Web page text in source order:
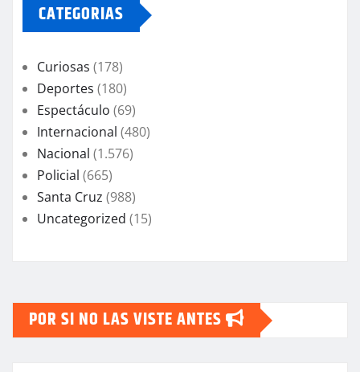
CATEGORIAS
Curiosas (178)
Deportes (180)
Espectáculo (69)
Internacional (480)
Nacional (1.576)
Policial (665)
Santa Cruz (988)
Uncategorized (15)
POR SI NO LAS VISTE ANTES